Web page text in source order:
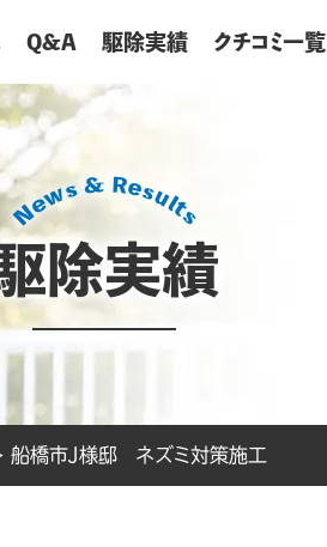
Q&A 駆除実績 クチコミ一覧
除実績
船橋市J様邸 ネズミ対策施工